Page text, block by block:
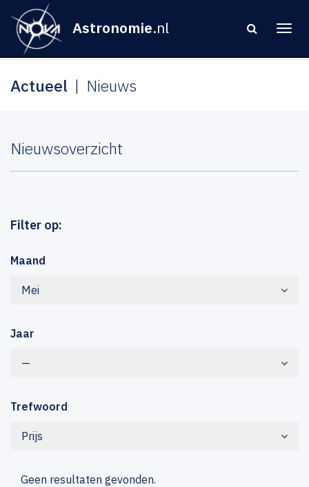
Astronomie.nl
Actueel Nieuws
Nieuwsoverzicht
Filter op:
Maand
Mei
Jaar
—
Trefwoord
Prijs
Geen resultaten gevonden.